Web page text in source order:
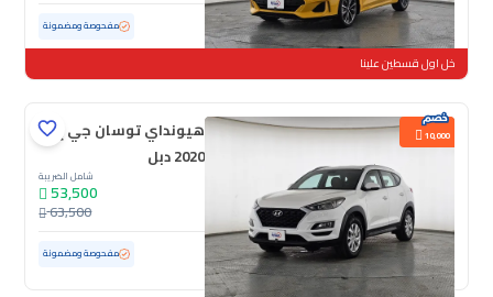
مستعملة 48,861 كم ممشى قليل مفحوصة ومضمونة
خل اول قسطين علينا
10,000
هيونداي توسان جي إل
2020 دبل
شامل الضريبة
53,500
63,500
مستعملة 95,546 كم مفحوصة ومضمونة